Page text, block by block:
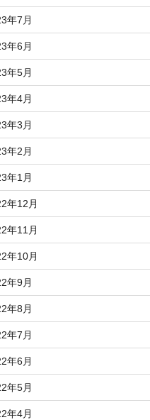
年7月
年6月
年5月
年4月
年3月
年2月
年1月
年12月
年11月
年10月
年9月
年8月
年7月
年6月
年5月
年4月